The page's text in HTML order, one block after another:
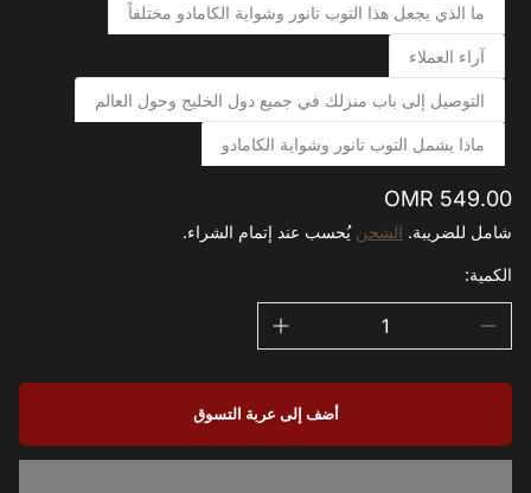
ما الذي يجعل هذا التوب تانور وشواية الكامادو مختلفاً
آراء العملاء
التوصيل إلى باب منزلك في جميع دول الخليج وحول العالم
ماذا يشمل التوب تانور وشواية الكامادو
السعر
الاعتيادي
OMR 549.00
شامل للضريبة. الشحن يُحسب عند إتمام الشراء.
الكمية:
أضف إلى عربة التسوق